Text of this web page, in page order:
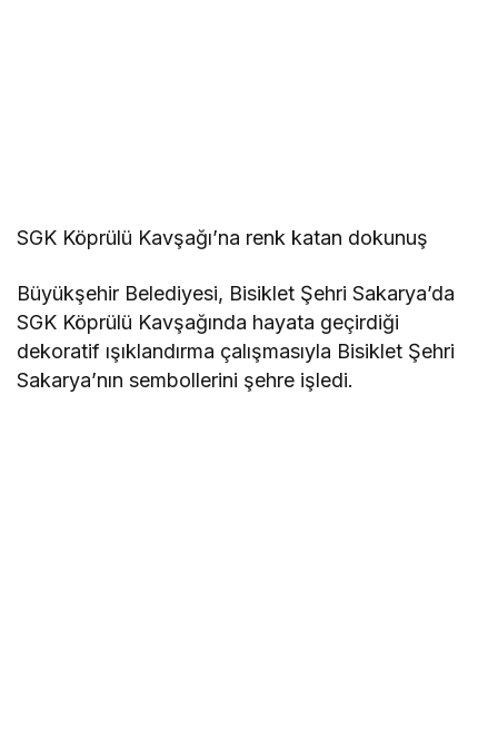
SGK Köprülü Kavşağı’na renk katan dokunuş
Büyükşehir Belediyesi, Bisiklet Şehri Sakarya’da
SGK Köprülü Kavşağında hayata geçirdiği
dekoratif ışıklandırma çalışmasıyla Bisiklet Şehri
Sakarya’nın sembollerini şehre işledi.